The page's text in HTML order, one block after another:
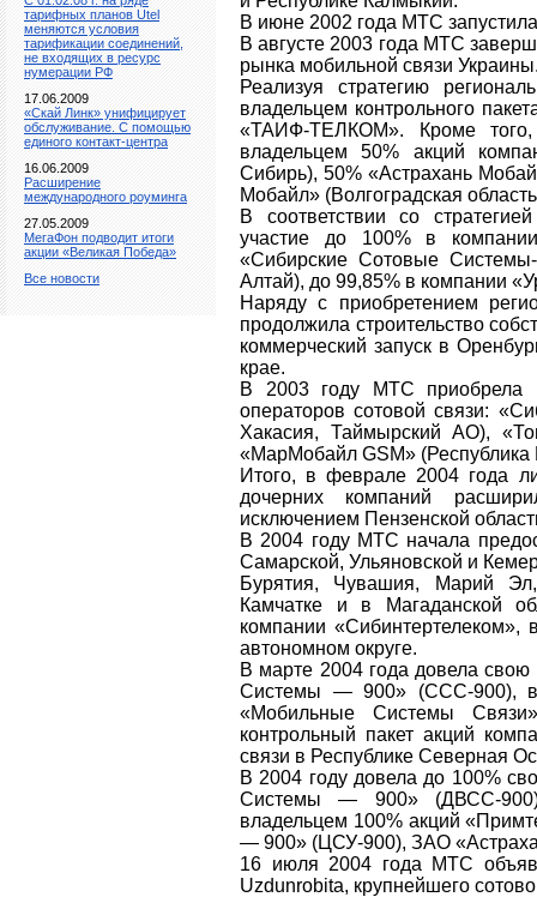
В июне 2002 года МТС
В августе 2003 года МТС
рынка мобильной связи
Реализуя стратегию
владельцем контрольного
«ТАИФ-ТЕЛКОМ». Кроме
владельцем 50% акций
Сибирь), 50% «Астрахань
Мобайл» (Волгоградская
В соответствии со
участие до 100% в
«Сибирские Сотовые Системы-
Алтай), до 99,85% в компании
Наряду с приобретением
продолжила строительство
коммерческий запуск в
крае.
В 2003 году МТС приобрела
операторов сотовой связи:
Хакасия, Таймырский АО),
«МарМобайл GSM»
Итого, в феврале 2004 года
дочерних компаний
исключением Пензенской
В 2004 году МТС начала
Самарской, Ульяновской и
Бурятия, Чувашия, Марий
Камчатке и в Магаданской
компании «Сибинтертелеком»,
автономном округе.
В марте 2004 года довела
Системы — 900» (ССС-900),
«Мобильные Системы
контрольный пакет акций
связи в Республике Северная
В 2004 году довела до 100%
Сиcтемы — 900» (ДВСС-
владельцем 100% акций
— 900» (ЦСУ-900), ЗАО
16 июля 2004 года МТС
Uzdunrobita, крупнейшего
тарифных планов Utel
меняются условия
тарификации соединений,
не входящих в ресурс
нумерации РФ
17.06.2009
«Скай Линк» унифицирует
обслуживание. С помощью
единого контакт-центра
16.06.2009
Расширение
международного роуминга
27.05.2009
МегаФон подводит итоги
акции «Великая Победа»
Все новости